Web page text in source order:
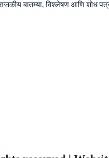
राजकीय बातम्या, विश्लेषण आणि शोध